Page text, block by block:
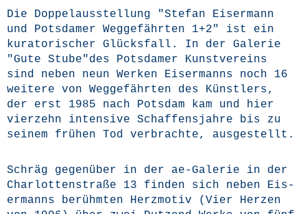
Die Dop­pel­aus­stel­lung "Ste­fan Eis­er­mann
und Pots­da­mer Weg­ge­fähr­ten 1+2" ist ein
kura­to­ri­scher Glücks­fall. In der Gale­rie
"Gute Stube"des Pots­da­mer Kunst­ver­eins
sind neben neun Wer­ken Eis­er­manns noch 16
wei­te­re von Weg­ge­fähr­ten des Künst­lers,
der erst 1985 nach Pots­dam kam und hier
vier­zehn inten­si­ve Schaf­fens­jah­re bis zu
sei­nem frü­hen Tod ver­brach­te, ausgestellt.
Schräg gegen­über in der ae-Gale­rie in der
Char­lot­ten­stra­ße 13 fin­den sich neben Eis­
er­manns berühm­ten Herz­mo­tiv (Vier Her­zen